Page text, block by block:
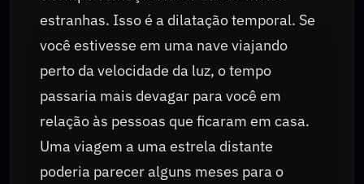
estranhas. Isso é a dilatação temporal. Se
você estivesse em uma nave viajando
perto da velocidade da luz, o tempo
passaria mais devagar para você em
relação às pessoas que ficaram em casa.
Uma viagem a uma estrela distante
poderia parecer alguns meses para o